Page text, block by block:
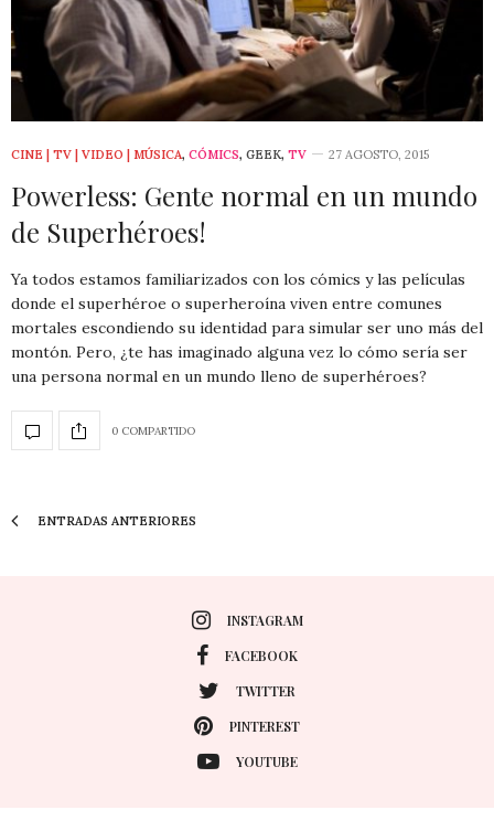
CINE | TV | VIDEO | MÚSICA, CÓMICS, GEEK, TV 27 AGOSTO, 2015
Powerless: Gente normal en un mundo
de Superhéroes!
Ya todos estamos familiarizados con los cómics y las películas
donde el superhéroe o superheroína viven entre comunes
mortales escondiendo su identidad para simular ser uno más del
montón. Pero, ¿te has imaginado alguna vez lo cómo sería ser
una persona normal en un mundo lleno de superhéroes?
0 COMPARTIDO
ENTRADAS ANTERIORES
INSTAGRAM
FACEBOOK
TWITTER
PINTEREST
YOUTUBE